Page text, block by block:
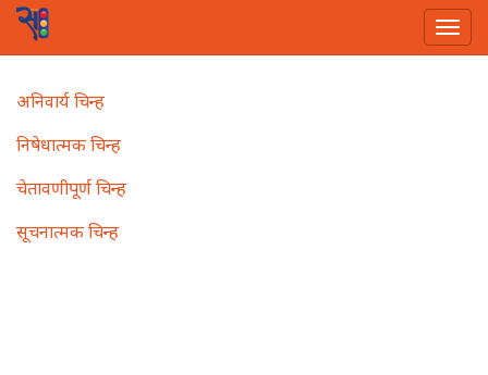
main
Main
navigation
अनिवार्य चिन्ह
निषेधात्मक चिन्ह
चेतावणीपूर्ण चिन्ह
सूचनात्मक चिन्ह